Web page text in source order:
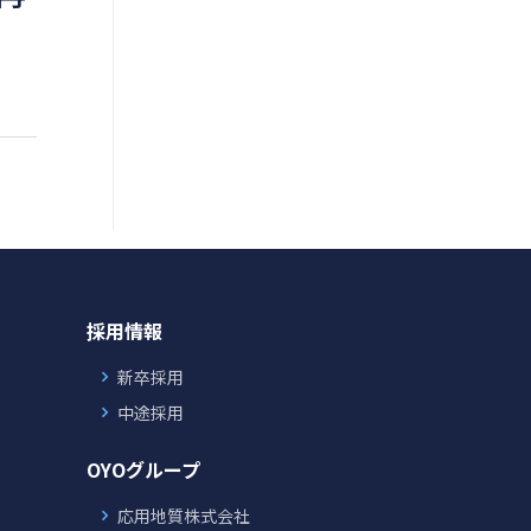
採用情報
新卒採用
中途採用
OYOグループ
応用地質株式会社